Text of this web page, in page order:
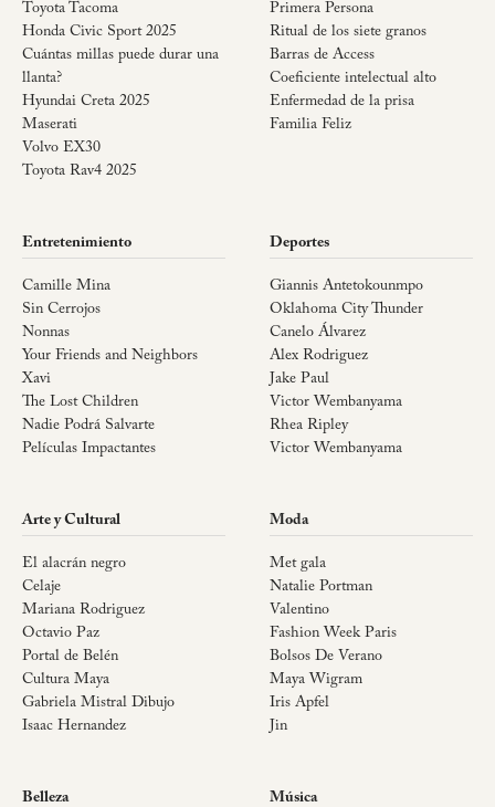
Toyota Tacoma
Honda Civic Sport 2025
Cuántas millas puede durar una
llanta?
Hyundai Creta 2025
Maserati
Volvo EX30
Toyota Rav4 2025
Primera Persona
Ritual de los siete granos
Barras de Access
Coeficiente intelectual alto
Enfermedad de la prisa
Familia Feliz
Entretenimiento
Camille Mina
Sin Cerrojos
Nonnas
Your Friends and Neighbors
Xavi
The Lost Children
Nadie Podrá Salvarte
Películas Impactantes
Deportes
Giannis Antetokounmpo
Oklahoma City Thunder
Canelo Álvarez
Alex Rodriguez
Jake Paul
Victor Wembanyama
Rhea Ripley
Victor Wembanyama
Arte y Cultural
El alacrán negro
Celaje
Mariana Rodriguez
Octavio Paz
Portal de Belén
Cultura Maya
Gabriela Mistral Dibujo
Isaac Hernandez
Moda
Met gala
Natalie Portman
Valentino
Fashion Week Paris
Bolsos De Verano
Maya Wigram
Iris Apfel
Jin
Belleza Música